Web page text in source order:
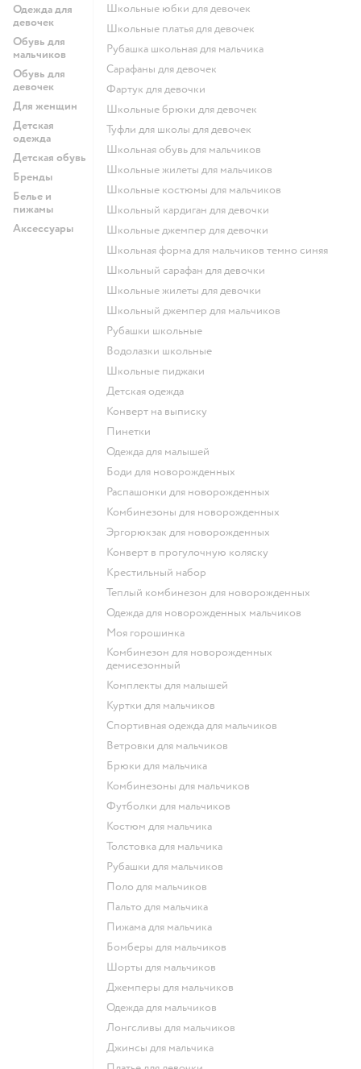
Одежда для
девочек
Обувь для
мальчиков
Обувь для
девочек
Для женщин
Детская
одежда
Детская обувь
Бренды
Белье и
пижамы
Аксессуары
Школьные юбки для девочек
Школьные платья для девочек
Рубашка школьная для мальчика
Сарафаны для девочек
Фартук для девочки
Школьные брюки для девочек
Туфли для школы для девочек
Школьная обувь для мальчиков
Школьные жилеты для мальчиков
Школьные костюмы для мальчиков
Школьный кардиган для девочки
Школьные джемпер для девочки
Школьная форма для мальчиков темно синяя
Школьный сарафан для девочки
Школьные жилеты для девочки
Школьный джемпер для мальчиков
Рубашки школьные
Водолазки школьные
Школьные пиджаки
Детская одежда
Конверт на выписку
Пинетки
Одежда для малышей
Боди для новорожденных
Распашонки для новорожденных
Комбинезоны для новорожденных
Эргорюкзак для новорожденных
Конверт в прогулочную коляску
Крестильный набор
Теплый комбинезон для новорожденных
Одежда для новорожденных мальчиков
Моя горошинка
Комбинезон для новорожденных
демисезонный
Комплекты для малышей
Куртки для мальчиков
Спортивная одежда для мальчиков
Ветровки для мальчиков
Брюки для мальчика
Комбинезоны для мальчиков
Футболки для мальчиков
Костюм для мальчика
Толстовка для мальчика
Рубашки для мальчиков
Поло для мальчиков
Пальто для мальчика
Пижама для мальчика
Бомберы для мальчиков
Шорты для мальчиков
Джемперы для мальчиков
Одежда для мальчиков
Лонгсливы для мальчиков
Джинсы для мальчика